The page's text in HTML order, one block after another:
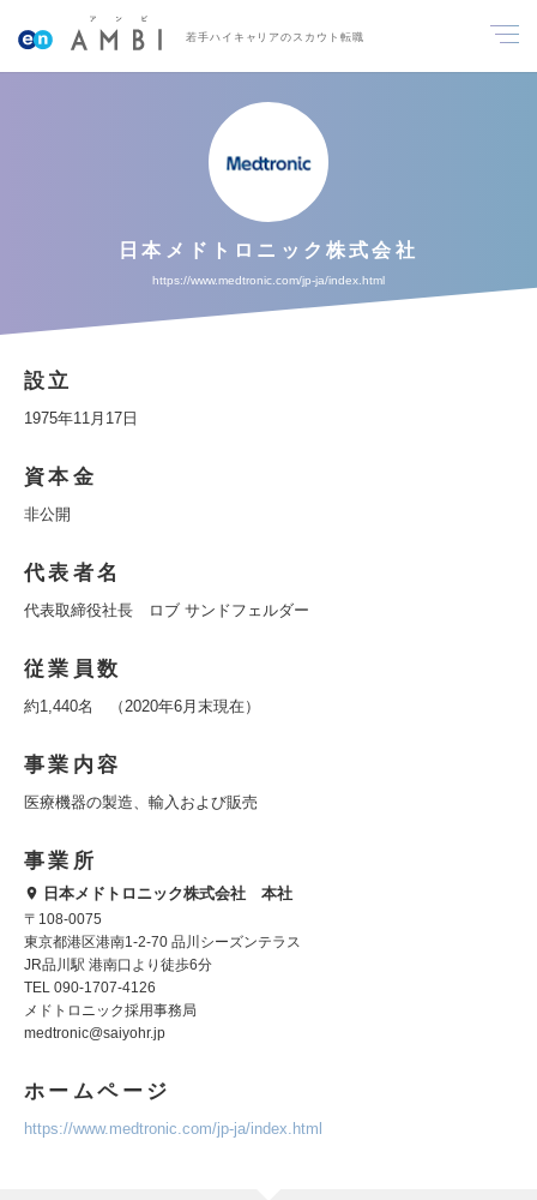
若手ハイキャリアのスカウト転職
日本メドトロニック株式会社
https://www.medtronic.com/jp-ja/index.html
設立
1975年11月17日
資本金
非公開
代表者名
代表取締役社長 ロブ サンドフェルダー
従業員数
約1,440名 （2020年6月末現在）
事業内容
医療機器の製造、輸入および販売
事業所
日本メドトロニック株式会社 本社
〒108-0075
東京都港区港南1-2-70 品川シーズンテラス
JR品川駅 港南口より徒歩6分
TEL 090-1707-4126
メドトロニック採用事務局
medtronic@saiyohr.jp
ホームページ
https://www.medtronic.com/jp-ja/index.html